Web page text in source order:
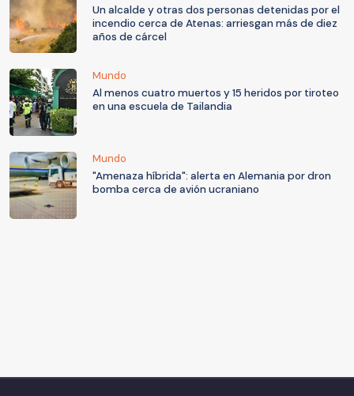
Un alcalde y otras dos personas detenidas por el
incendio cerca de Atenas: arriesgan más de diez
años de cárcel
Mundo
Al menos cuatro muertos y 15 heridos por tiroteo
en una escuela de Tailandia
Mundo
"Amenaza híbrida": alerta en Alemania por dron
bomba cerca de avión ucraniano